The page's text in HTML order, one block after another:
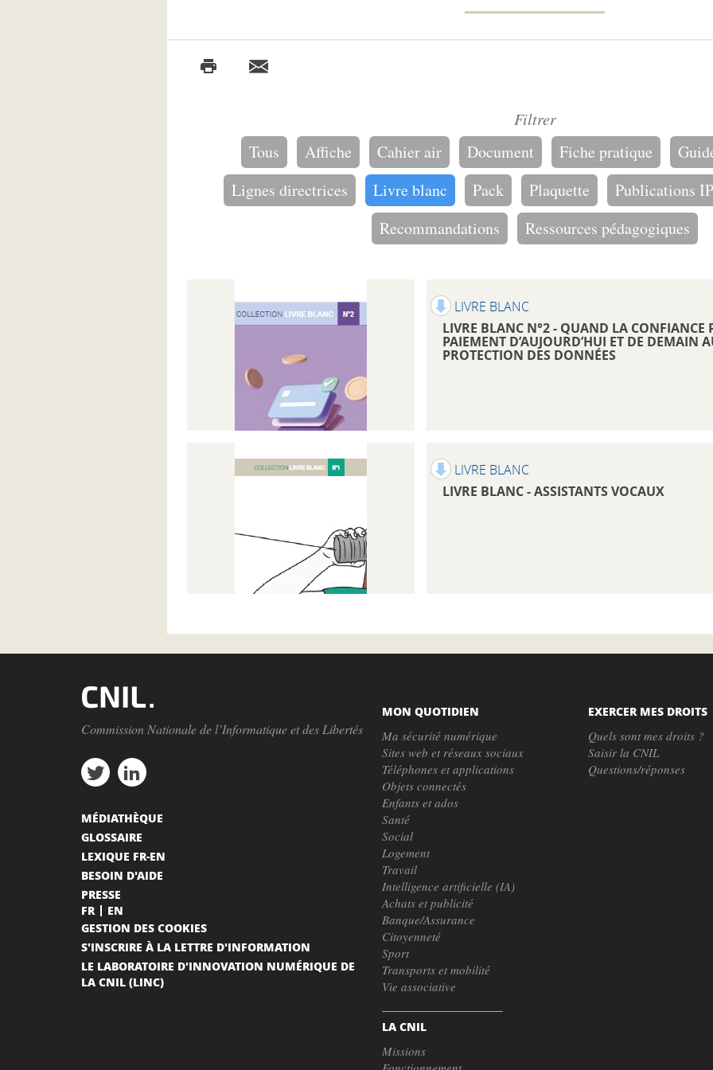
Filtrer
Tous Affiche Cahier air Document Fiche pratique
Lignes directrices
Livre blanc Pack Plaquette Publications IP
Recommandations
Ressources pédagogiques
LIVRE BLANC
LIVRE BLANC N°2 - QUAND LA CONFIANCE
PAIEMENT D’AUJOURD’HUI ET DE DEMAIN
PROTECTION DES DONNÉES
LIVRE BLANC
LIVRE BLANC - ASSISTANTS VOCAUX
Commission Nationale de l’Informatique et des Libertés
MON QUOTIDIEN
Ma sécurité numérique
Sites web et réseaux sociaux
Téléphones et applications
Objets connectés
Enfants et ados
Santé
Social
Logement
Travail
Intelligence artificielle (IA)
Achats et publicité
Banque/Assurance
Citoyenneté
Sport
Transports et mobilité
Vie associative
LA CNIL
Missions
EXERCER MES DROITS
Quels sont mes droits ?
Saisir la CNIL
Questions/réponses
MÉDIATHÈQUE
GLOSSAIRE
LEXIQUE FR-EN
BESOIN D'AIDE
PRESSE
FR
EN
GESTION DES COOKIES
S'INSCRIRE À LA LETTRE D'INFORMATION
LE LABORATOIRE D'INNOVATION NUMÉRIQUE DE
LA CNIL (LINC)